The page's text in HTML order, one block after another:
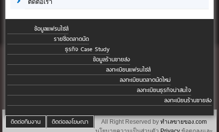
ติดต่อเรา
ข้อมูลแฟรนไชส์
รายชื่อตลาดนัด
ธุรกิจ Case Study
ข้อมูลร้านขายส่ง
ลงทะเบียนแฟรนไชส์
ลงทะเบียนตลาดนัดใหม่
ลงทะเบียนธุรกิจน่าสนใจ
ลงทะเบียนร้านขายส่ง
ติดต่อทีมงาน ติดต่อลงโฆษณา All Right Reserved by ทำเลขายของ.com